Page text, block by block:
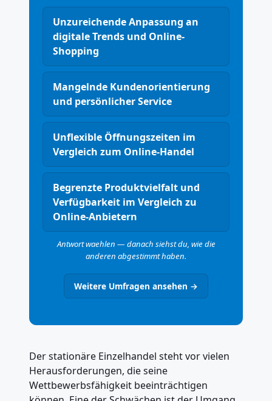
Unzureichende Anpassung an
digitale Trends und Online-
Shopping
Mangelnde Kundenorientierung
und persönlicher Service
Unflexible Öffnungszeiten im
Vergleich zum Online-Handel
Begrenzte Produktvielfalt und
Verfügbarkeit im Vergleich zu
Online-Anbietern
Antwort waehlen — danach siehst du, wie die
anderen abgestimmt haben.
Weitere Umfragen ansehen →
Der stationäre Einzelhandel steht vor vielen
Herausforderungen, die seine
Wettbewerbsfähigkeit beeinträchtigen